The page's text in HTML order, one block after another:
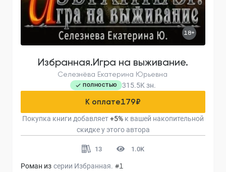
18+
Избранная.Игра на выживание.
Селезнёва Екатерина Юрьевна
ПОЛНОСТЬЮ 315.5K зн.
К оплате179₽
Покупка книги добавляет+5% к вашей накопительной
скидке у этого автора
13 1.0K
Роман из серии Избранная. #1